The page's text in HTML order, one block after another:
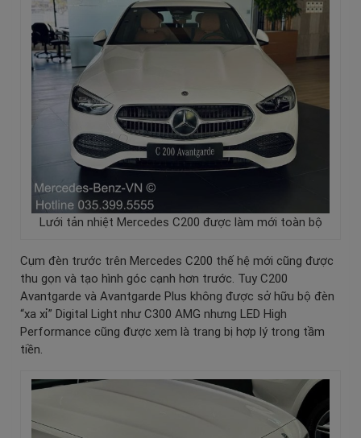
Lưới tản nhiệt Mercedes C200 được làm mới toàn bộ
Cụm đèn trước trên Mercedes C200 thế hệ mới cũng được
thu gọn và tạo hình góc cạnh hơn trước. Tuy C200
Avantgarde và Avantgarde Plus không được sở hữu bộ đèn
“xa xỉ” Digital Light như C300 AMG nhưng LED High
Performance cũng được xem là trang bị hợp lý trong tầm
tiền.